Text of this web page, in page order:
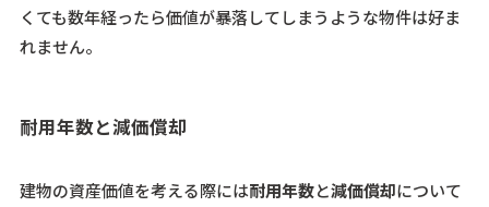
くても数年経ったら価値が暴落してしまうような物件は好ま
れません。
耐用年数と減価償却
建物の資産価値を考える際には耐用年数と減価償却について